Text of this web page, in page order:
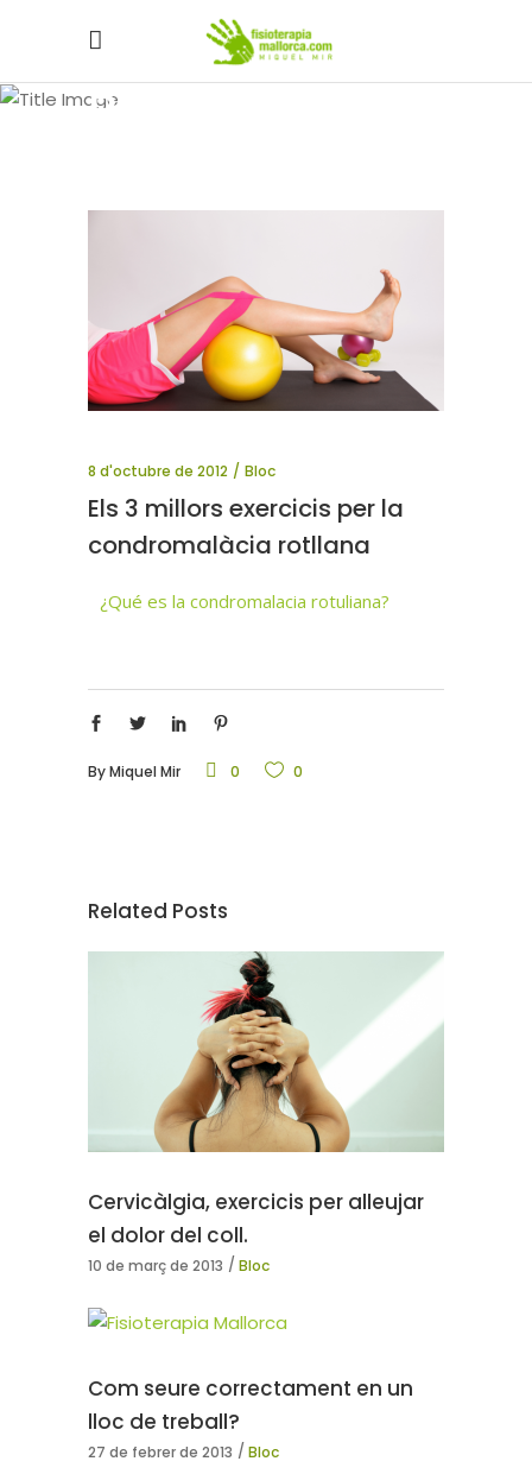
Blog
8 d'octubre de 2012 Bloc
Els 3 millors exercicis per la
condromalàcia rotllana
¿Qué es la condromalacia rotuliana?
ByMiquel Mir 0 0
Related Posts
Cervicàlgia, exercicis per alleujar
el dolor del coll.
10 de març de 2013 Bloc
Com seure correctament en un
lloc de treball?
27 de febrer de 2013 Bloc